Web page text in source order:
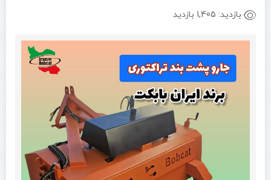
بازدید: 1,405 بازدید